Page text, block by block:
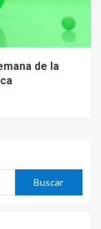
de la
Buscar